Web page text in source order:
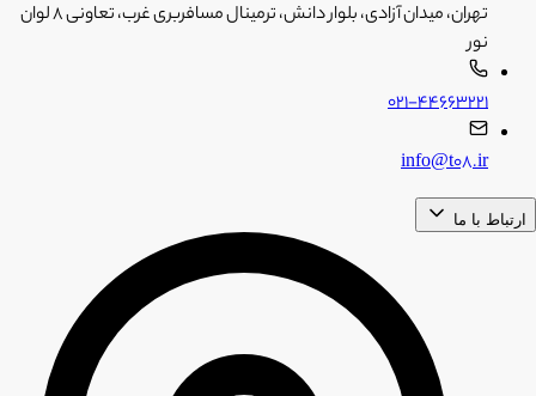
تهران، میدان آزادی، بلوار دانش، ترمینال مسافربری غرب، تعاونی ۸ لوان
نور
۰۲۱-۴۴۶۶۳۲۲۱
info@t08.ir
ارتباط با ما